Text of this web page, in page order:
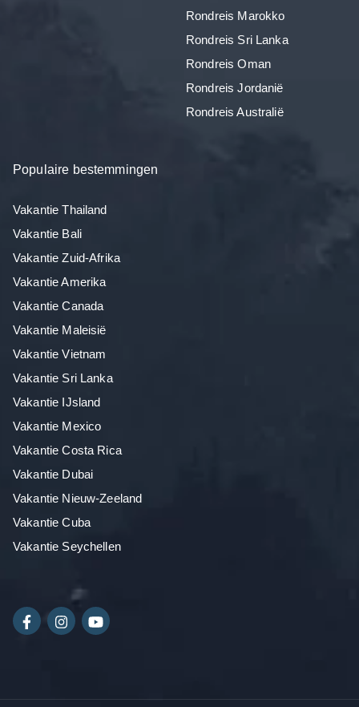
Rondreis Marokko
Rondreis Sri Lanka
Rondreis Oman
Rondreis Jordanië
Rondreis Australië
Populaire bestemmingen
Vakantie Thailand
Vakantie Bali
Vakantie Zuid-Afrika
Vakantie Amerika
Vakantie Canada
Vakantie Maleisië
Vakantie Vietnam
Vakantie Sri Lanka
Vakantie IJsland
Vakantie Mexico
Vakantie Costa Rica
Vakantie Dubai
Vakantie Nieuw-Zeeland
Vakantie Cuba
Vakantie Seychellen